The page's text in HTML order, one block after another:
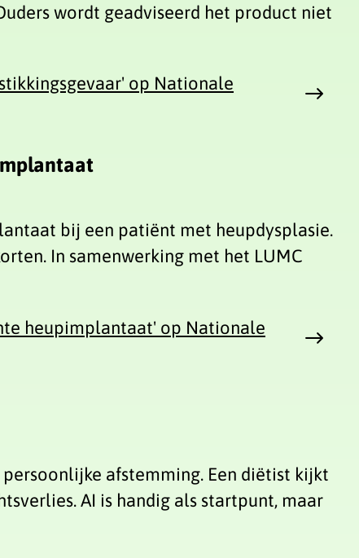
wordt geadviseerd het product niet
op Nationale
bij een patiënt met heupdysplasie.
In samenwerking met het LUMC
heupimplantaat' op Nationale
afstemming. Een diëtist kijkt
AI is handig als startpunt, maar